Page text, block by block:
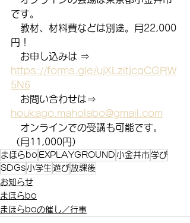
です。
教材、材料費などは別途。月22,000
円！
お申し込みは ⇒
https://forms.gle/ujXLzitjcqCGRW
5N6
お問い合わせは⇒
houkago.maholabo@gmail.com
オンラインでの受講も可能です。
（月11,000円）
まほらbo EXPLAYGROUND 小金井市 学び
SDGs小学生 遊び 放課後
お知らせ
まほらbo
まほらboの催し／行事